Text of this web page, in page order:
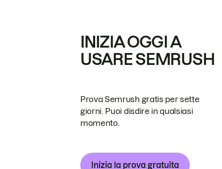
INIZIA OGGI A
USARE SEMRUSH
Prova Semrush gratis per sette
giorni. Puoi disdire in qualsiasi
momento.
Inizia la prova gratuita